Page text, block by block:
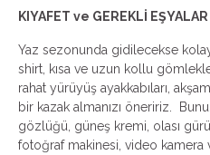
KIYAFET ve GEREKLİ EŞYALAR
Yaz sezonunda gidilecekse
shirt, kısa ve uzun kollu
rahat yürüyüş ayakkabıları,
bir kazak almanızı öneririz.
gözlüğü, güneş kremi, olası
fotoğraf makinesi, video kamera